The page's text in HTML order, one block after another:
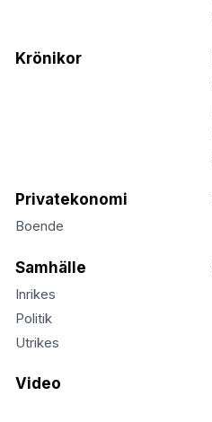
Krönikor
Privatekonomi
Boende
Samhälle
Inrikes
Politik
Utrikes
Video